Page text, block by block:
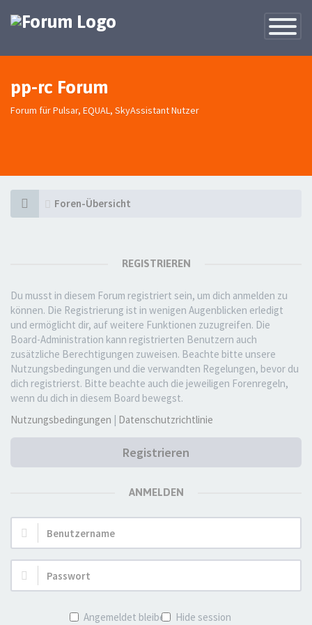
Toggle
pp-rc Forum
Forum für Pulsar, EQUAL, SkyAssistant Nutzer
Foren-Übersicht
REGISTRIEREN
Du musst in diesem Forum registriert sein, um dich anmelden zu
können. Die Registrierung ist in wenigen Augenblicken erledigt
und ermöglicht dir, auf weitere Funktionen zuzugreifen. Die
Board-Administration kann registrierten Benutzern auch
zusätzliche Berechtigungen zuweisen. Beachte bitte unsere
Nutzungsbedingungen und die verwandten Regelungen, bevor du
dich registrierst. Bitte beachte auch die jeweiligen Forenregeln,
wenn du dich in diesem Board bewegst.
Nutzungsbedingungen | Datenschutzrichtlinie
Registrieren
ANMELDEN
Benutzername:
Passwort:
Angemeldet bleiben Hide session